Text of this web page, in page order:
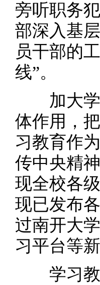
旁听职务
部深入基
员干部的
线”。
加大学
体作用，
习教育作
传中央精
现全校各
现已发布
过南开大
习平台等
学习教